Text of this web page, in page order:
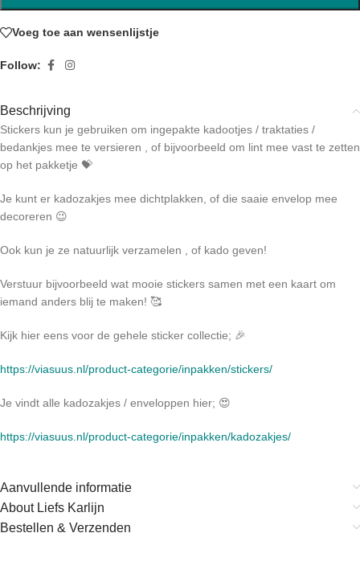
Voeg toe aan wensenlijstje
Follow:
Beschrijving
Stickers kun je gebruiken om ingepakte kadootjes / traktaties /
bedankjes mee te versieren , of bijvoorbeeld om lint mee vast te zetten
op het pakketje 💝
Je kunt er kadozakjes mee dichtplakken, of die saaie envelop mee
decoreren 😉
Ook kun je ze natuurlijk verzamelen , of kado geven!
Verstuur bijvoorbeeld wat mooie stickers samen met een kaart om
iemand anders blij te maken! 🥰
Kijk hier eens voor de gehele sticker collectie; 🎉
https://viasuus.nl/product-categorie/inpakken/stickers/
Je vindt alle kadozakjes / enveloppen hier; 😍
https://viasuus.nl/product-categorie/inpakken/kadozakjes/
Aanvullende informatie
About Liefs Karlijn
Bestellen & Verzenden